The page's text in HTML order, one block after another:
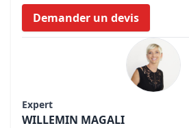
Demander un devis
Expert
WILLEMIN MAGALI